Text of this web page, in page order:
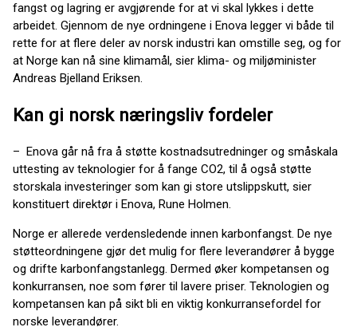
fangst og lagring er avgjørende for at vi skal lykkes i dette
arbeidet. Gjennom de nye ordningene i Enova legger vi både til
rette for at flere deler av norsk industri kan omstille seg, og for
at Norge kan nå sine klimamål, sier klima- og miljøminister
Andreas Bjelland Eriksen.
Kan gi norsk næringsliv fordeler
– Enova går nå fra å støtte kostnadsutredninger og småskala
uttesting av teknologier for å fange CO2, til å også støtte
storskala investeringer som kan gi store utslippskutt, sier
konstituert direktør i Enova, Rune Holmen.
Norge er allerede verdensledende innen karbonfangst. De nye
støtteordningene gjør det mulig for flere leverandører å bygge
og drifte karbonfangstanlegg. Dermed øker kompetansen og
konkurransen, noe som fører til lavere priser. Teknologien og
kompetansen kan på sikt bli en viktig konkurransefordel for
norske leverandører.